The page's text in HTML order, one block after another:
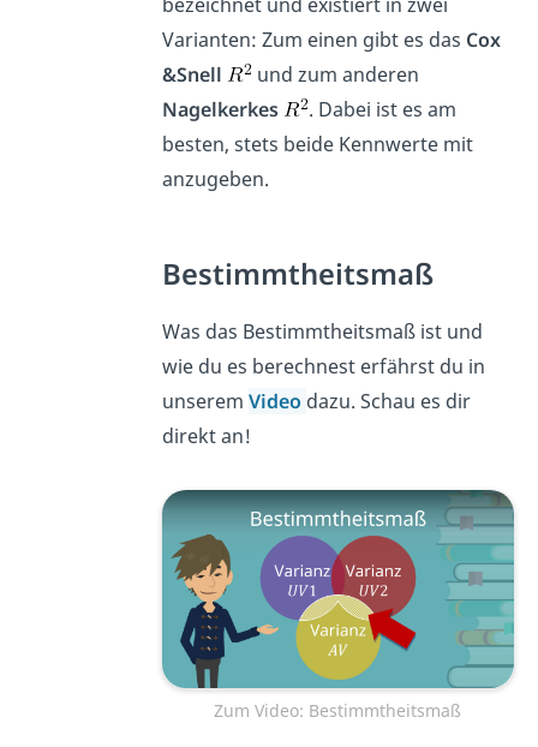
Varianten: Zum einen gibt es das Cox
&Snell
und zum anderen
Nagelkerkes
. Dabei ist es am
besten, stets beide Kennwerte mit
anzugeben.
Bestimmtheitsmaß
Was das Bestimmtheitsmaß ist und
wie du es berechnest erfährst du in
unserem Video dazu. Schau es dir
direkt an!
Zum Video: Bestimmtheitsmaß